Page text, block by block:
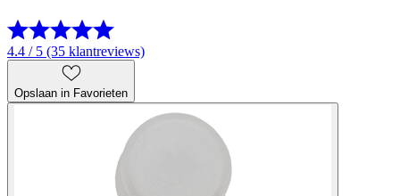
4.4 / 5 (35 klantreviews)
Opslaan in Favorieten